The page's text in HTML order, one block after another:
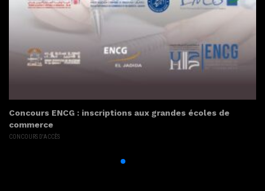
Concours ENCG : inscriptions aux grandes écoles de
commerce
CONCOURS D'ACCÈS